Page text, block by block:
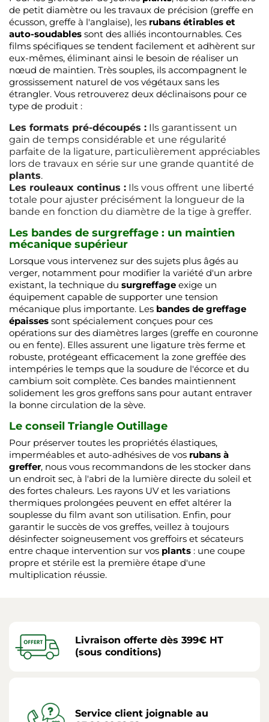
de petit diamètre ou les travaux de précision (greffe en
écusson, greffe à l'anglaise), les rubans étirables et
auto-soudables sont des alliés incontournables. Ces
films spécifiques se tendent facilement et adhèrent sur
eux-mêmes, éliminant ainsi le besoin de réaliser un
nœud de maintien. Très souples, ils accompagnent le
grossissement naturel de vos végétaux sans les
étrangler. Vous retrouverez deux déclinaisons pour ce
type de produit :
Les formats pré-découpés : Ils garantissent un
gain de temps considérable et une régularité
parfaite de la ligature, particulièrement appréciables
lors de travaux en série sur une grande quantité de
plants.
Les rouleaux continus : Ils vous offrent une liberté
totale pour ajuster précisément la longueur de la
bande en fonction du diamètre de la tige à greffer.
Les bandes de surgreffage : un maintien
mécanique supérieur
Lorsque vous intervenez sur des sujets plus âgés au
verger, notamment pour modifier la variété d'un arbre
existant, la technique du surgreffage exige un
équipement capable de supporter une tension
mécanique plus importante. Les bandes de greffage
épaisses sont spécialement conçues pour ces
opérations sur des diamètres larges (greffe en couronne
ou en fente). Elles assurent une ligature très ferme et
robuste, protégeant efficacement la zone greffée des
intempéries le temps que la soudure de l'écorce et du
cambium soit complète. Ces bandes maintiennent
solidement les gros greffons sans pour autant entraver
la bonne circulation de la sève.
Le conseil Triangle Outillage
Pour préserver toutes les propriétés élastiques,
imperméables et auto-adhésives de vos rubans à
greffer, nous vous recommandons de les stocker dans
un endroit sec, à l'abri de la lumière directe du soleil et
des fortes chaleurs. Les rayons UV et les variations
thermiques prolongées peuvent en effet altérer la
souplesse du film avant son utilisation. Enfin, pour
garantir le succès de vos greffes, veillez à toujours
désinfecter soigneusement vos greffoirs et sécateurs
entre chaque intervention sur vos plants : une coupe
propre et stérile est la première étape d'une
multiplication réussie.
Livraison offerte dès 399€ HT
(sous conditions)
Service client joignable au